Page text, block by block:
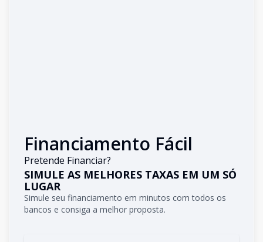
Financiamento Fácil
Pretende Financiar?
SIMULE AS MELHORES TAXAS EM UM SÓ
LUGAR
Simule seu financiamento em minutos com todos os
bancos e consiga a melhor proposta.